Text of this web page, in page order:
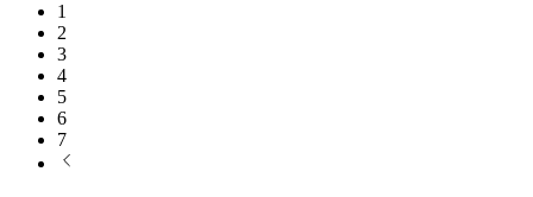
1
2
3
4
5
6
7